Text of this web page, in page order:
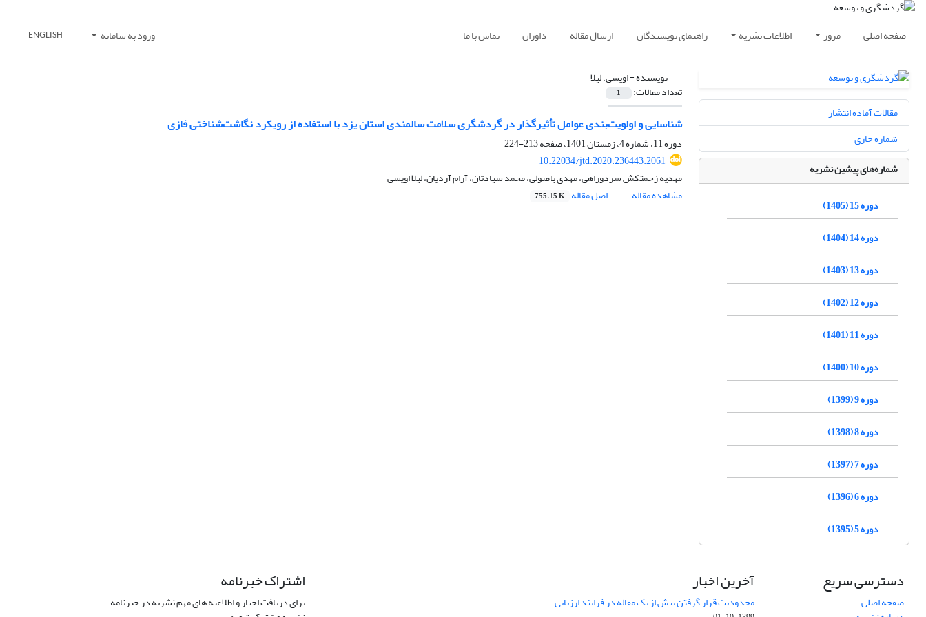
صفحه اصلی مرور اطلاعات نشریه راهنمای نویسندگان ارسال مقاله داوران تماس با ما ورود به سامانه ENGLISH
نویسنده =اویسی، لیلا
تعداد مقالات: 1
شناسایی و اولویت‌بندی عوامل تأثیرگذار در گردشگری سلامت سالمندی استان یزد با استفاده از رویکرد نگاشت‌شناختی فازی
دوره 11، شماره 4، زمستان 1401، صفحه
213-224
10.22034/jtd.2020.236443.2061
مهدیه زحمتکش سردوراهی، مهدی باصولی، محمد سیادتان، آرام آردیان، لیلا اویسی
مشاهده مقاله
اصل مقاله 755.15 K
مقالات آماده انتشار
شماره جاری
شماره‌های پیشین نشریه
دوره 15 (1405)
دوره 14 (1404)
دوره 13 (1403)
دوره 12 (1402)
دوره 11 (1401)
دوره 10 (1400)
دوره 9 (1399)
دوره 8 (1398)
دوره 7 (1397)
دوره 6 (1396)
دوره 5 (1395)
دسترسی سریع
صفحه اصلی
آخرین اخبار
محدودیت قرار گرفتن بیش از یک مقاله در فرایند ارزیابی
اشتراک خبرنامه
برای دریافت اخبار و اطلاعیه های مهم نشریه در خبرنامه